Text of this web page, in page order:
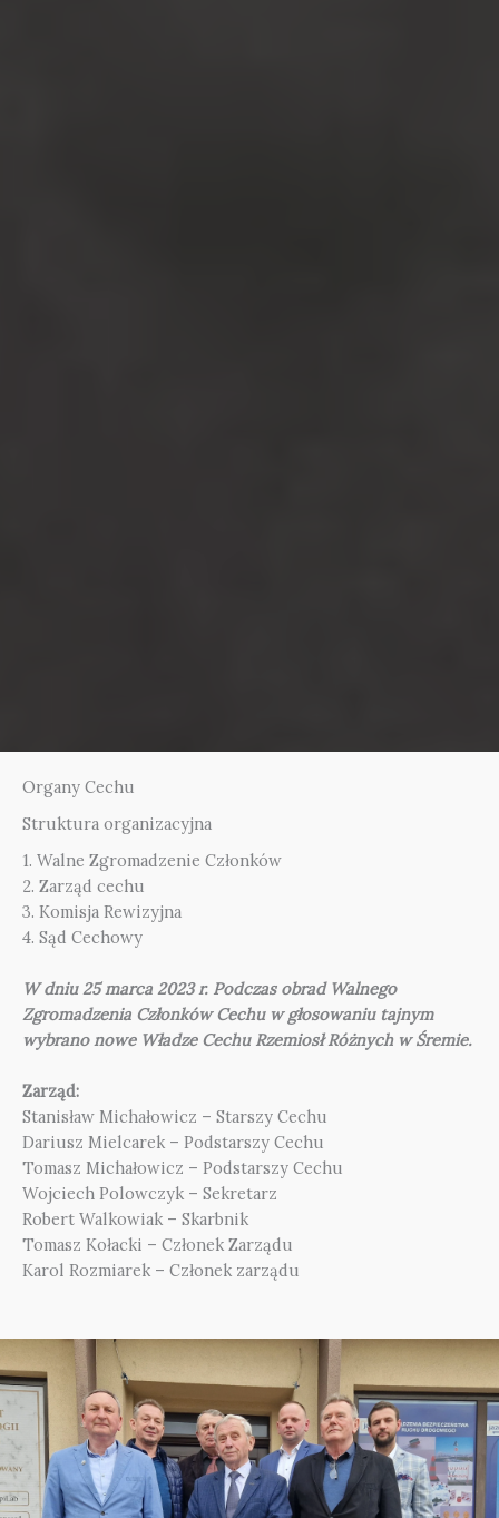
Organy Cechu
Struktura organizacyjna
1. Walne Zgromadzenie Członków
2. Zarząd cechu
3. Komisja Rewizyjna
4. Sąd Cechowy
W dniu 25 marca 2023 r. Podczas obrad Walnego
Zgromadzenia Członków Cechu w głosowaniu tajnym
wybrano nowe Władze Cechu Rzemiosł Różnych w Śremie.
Zarząd:
Stanisław Michałowicz – Starszy Cechu
Dariusz Mielcarek – Podstarszy Cechu
Tomasz Michałowicz – Podstarszy Cechu
Wojciech Polowczyk – Sekretarz
Robert Walkowiak – Skarbnik
Tomasz Kołacki – Członek Zarządu
Karol Rozmiarek – Członek zarządu